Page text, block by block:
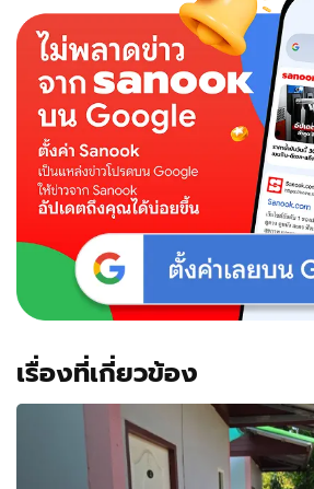
เรื่องที่เกี่ยวข้อง